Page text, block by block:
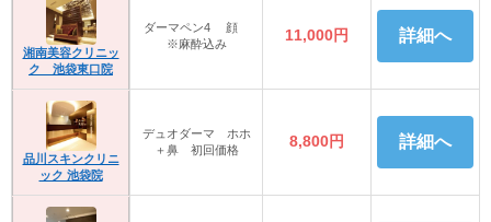
湘南美容クリニッ
ク 池袋東口院
ダーマペン4 顔
※麻酔込み
11,000円 詳細へ
品川スキンクリニ
ック 池袋院
デュオダーマ ホホ
＋鼻 初回価格
8,800円 詳細へ